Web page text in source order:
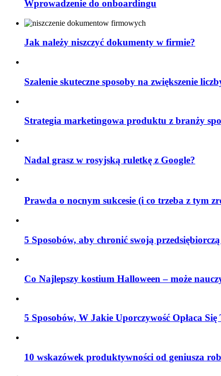
Wprowadzenie do onboardingu
Jak należy niszczyć dokumenty w firmie?
Szalenie skuteczne sposoby na zwiększenie
Strategia marketingowa produktu z branży
Nadal grasz w rosyjską ruletkę z Google?
Prawda o nocnym sukcesie (i co trzeba z tym
5 Sposobów, aby chronić swoją przedsiębiorczą
Co Najlepszy kostium Halloween – może
5 Sposobów, W Jakie Uporczywość Opłaca
10 wskazówek produktywności od geniusza